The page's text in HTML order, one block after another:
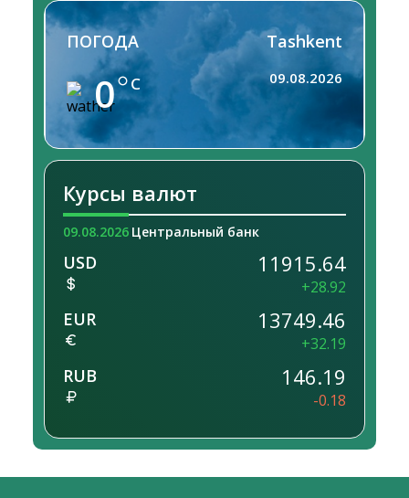
ПОГОДА
0 C
Tashkent
09.08.2026
Курсы валют
09.08.2026 Центральный банк
USD 11915.64
+28.92
EUR 13749.46
+32.19
RUB 146.19
-0.18